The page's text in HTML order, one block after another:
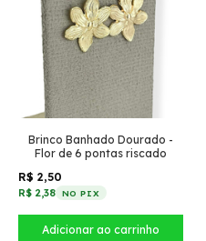
Brinco Banhado Dourado -
Flor de 6 pontas riscado
R$ 2,50
R$ 2,38 NO PIX